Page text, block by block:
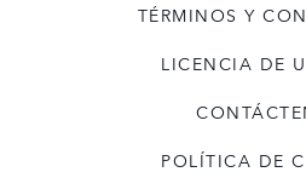
TÉRMINOS Y
LICENCIA DE
POLÍTICA DE